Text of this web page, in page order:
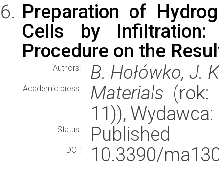
Preparation of
Cells by
Procedure on the
Authors: B. Hołówko, J.
Academic press: Materials (rok:
11)), Wydawca:
Status: Published
DOI: 10.3390/